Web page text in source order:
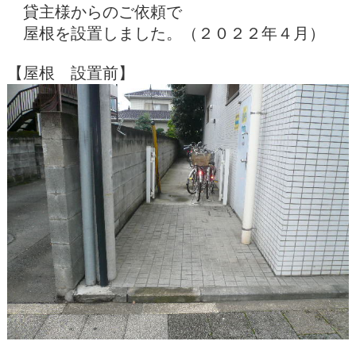
貸主様からのご依頼で
屋根を設置しました。（２０２２年４月）
【屋根 設置前】